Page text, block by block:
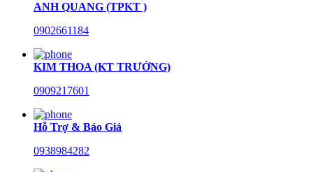
ANH QUANG (TPKT )
0902661184
KIM THOA (KT TRƯỞNG)
0909217601
Hỗ Trợ & Báo Giá
0938984282